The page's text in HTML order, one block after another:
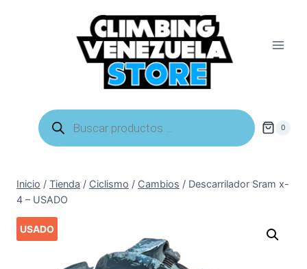
Búsqueda
de
productos
0
Inicio / Tienda / Ciclismo / Cambios / Descarrilador Sram x-
4 – USADO
USADO